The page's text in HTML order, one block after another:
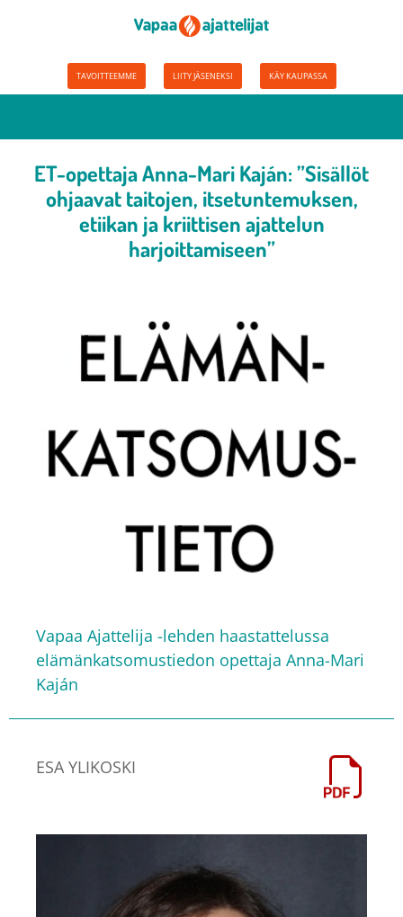
TAVOITTEEMME LIITY JÄSENEKSI KÄY KAUPASSA
ET-opettaja Anna-Mari Kaján: ”Sisällöt
ohjaavat taitojen, itsetuntemuksen,
etiikan ja kriittisen ajattelun
harjoittamiseen”
Vapaa Ajattelija -lehden haastattelussa
elämänkatsomustiedon opettaja Anna-Mari
Kaján
ESA YLIKOSKI